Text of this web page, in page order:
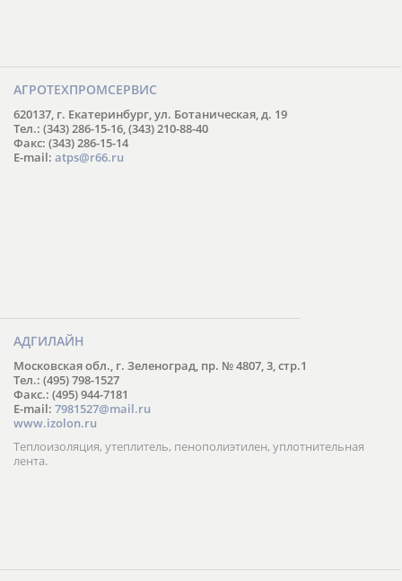
АГРОТЕХПРОМСЕРВИС
620137, г. Екатеринбург, ул. Ботаническая, д. 19
Тел.: (343) 286-15-16, (343) 210-88-40
Факс: (343) 286-15-14
E-mail: atps@r66.ru
АДГИЛАЙН
Московская обл., г. Зеленоград, пр. № 4807, 3, стр.1
Тел.: (495) 798-1527
Факс.: (495) 944-7181
E-mail: 7981527@mail.ru
www.izolon.ru
Теплоизоляция, утеплитель, пенополиэтилен, уплотнительная
лента.